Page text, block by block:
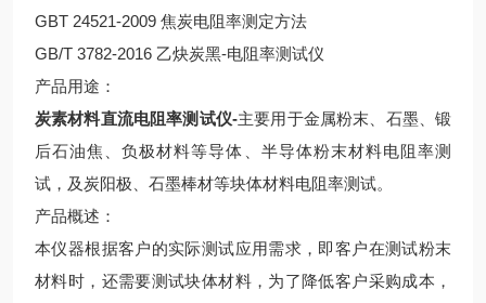
GBT 24521-2009 焦炭电阻率测定方法
GB/T 3782-2016 乙炔炭黑-电阻率测试仪
产品用途：
炭素材料直流电阻率测试仪-主要用于金属粉末、石墨、锻
后石油焦、负极材料等导体、半导体粉末材料电阻率测
试，及炭阳极、石墨棒材等块体材料电阻率测试。
产品概述：
本仪器根据客户的实际测试应用需求，即客户在测试粉末
材料时，还需要测试块体材料，为了降低客户采购成本，